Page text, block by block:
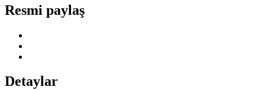
Resmi paylaş
Detaylar